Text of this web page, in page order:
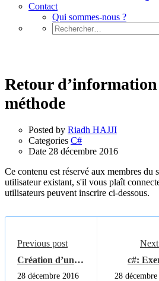
Contact
Qui sommes-nous ?
Rechercher :
Retour
méthode
Posted by Riadh HAJJI
Categories C#
Date 28 décembre 2016
Ce contenu est réservé aux membres du
utilisateur existant, s'il vous plaît
utilisateurs peuvent inscrire ci-dessous.
Previous post
Création d’un
index sous word
28 décembre 2016
c#:
28